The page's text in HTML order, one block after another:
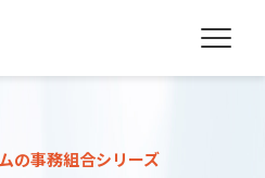
の事務組合シリーズ